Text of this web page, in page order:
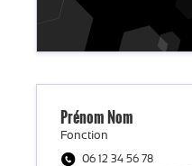
06 12 34 56 78
Fonction
PrénomNom